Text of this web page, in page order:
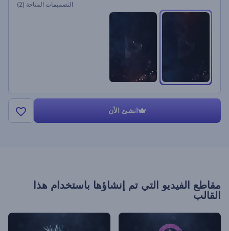
التصميمات المتاحة (2)
انشئ الأن
مقاطع الفيديو التي تم إنشاؤها باستخدام هذا
القالب